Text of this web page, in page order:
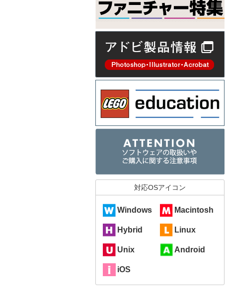
対応OSアイコン
Windows Macintosh
Hybrid Linux
Unix Android
iOS